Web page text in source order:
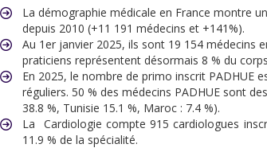
La démographie médicale en France montre
depuis 2010 (+11 191 médecins et +141%).
Au 1er janvier 2025, ils sont 19 154 médecins
praticiens représentent désormais 8 % du
En 2025, le nombre de primo inscrit PADHUE
réguliers. 50 % des médecins PADHUE sont
38.8 %, Tunisie 15.1 %, Maroc : 7.4 %).
La Cardiologie compte 915 cardiologues
11.9 % de la spécialité.